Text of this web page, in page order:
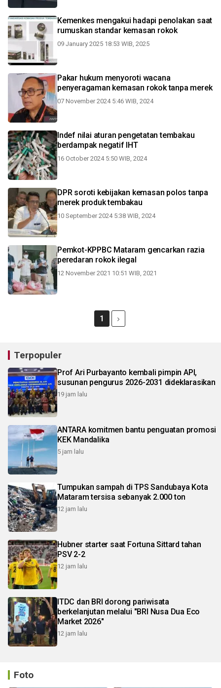
Kemenkes mengakui hadapi penolakan saat
rumuskan standar kemasan rokok
09 January 2025 18:53 WIB, 2025
Pakar hukum menyoroti wacana
penyeragaman kemasan rokok tanpa merek
07 November 2024 5:46 WIB, 2024
Indef nilai aturan pengetatan tembakau
berdampak negatif IHT
16 October 2024 5:50 WIB, 2024
DPR soroti kebijakan kemasan polos tanpa
merek produk tembakau
10 September 2024 5:38 WIB, 2024
Pemkot-KPPBC Mataram gencarkan razia
peredaran rokok ilegal
12 November 2021 10:51 WIB, 2021
1
Terpopuler
Prof Ari Purbayanto kembali pimpin API,
susunan pengurus 2026-2031 dideklarasikan
19 jam lalu
ANTARA komitmen bantu penguatan promosi
KEK Mandalika
5 jam lalu
Tumpukan sampah di TPS Sandubaya Kota
Mataram tersisa sebanyak 2.000 ton
12 jam lalu
Hubner starter saat Fortuna Sittard tahan
PSV 2-2
12 jam lalu
ITDC dan BRI dorong pariwisata
berkelanjutan melalui "BRI Nusa Dua Eco
Market 2026"
12 jam lalu
Foto